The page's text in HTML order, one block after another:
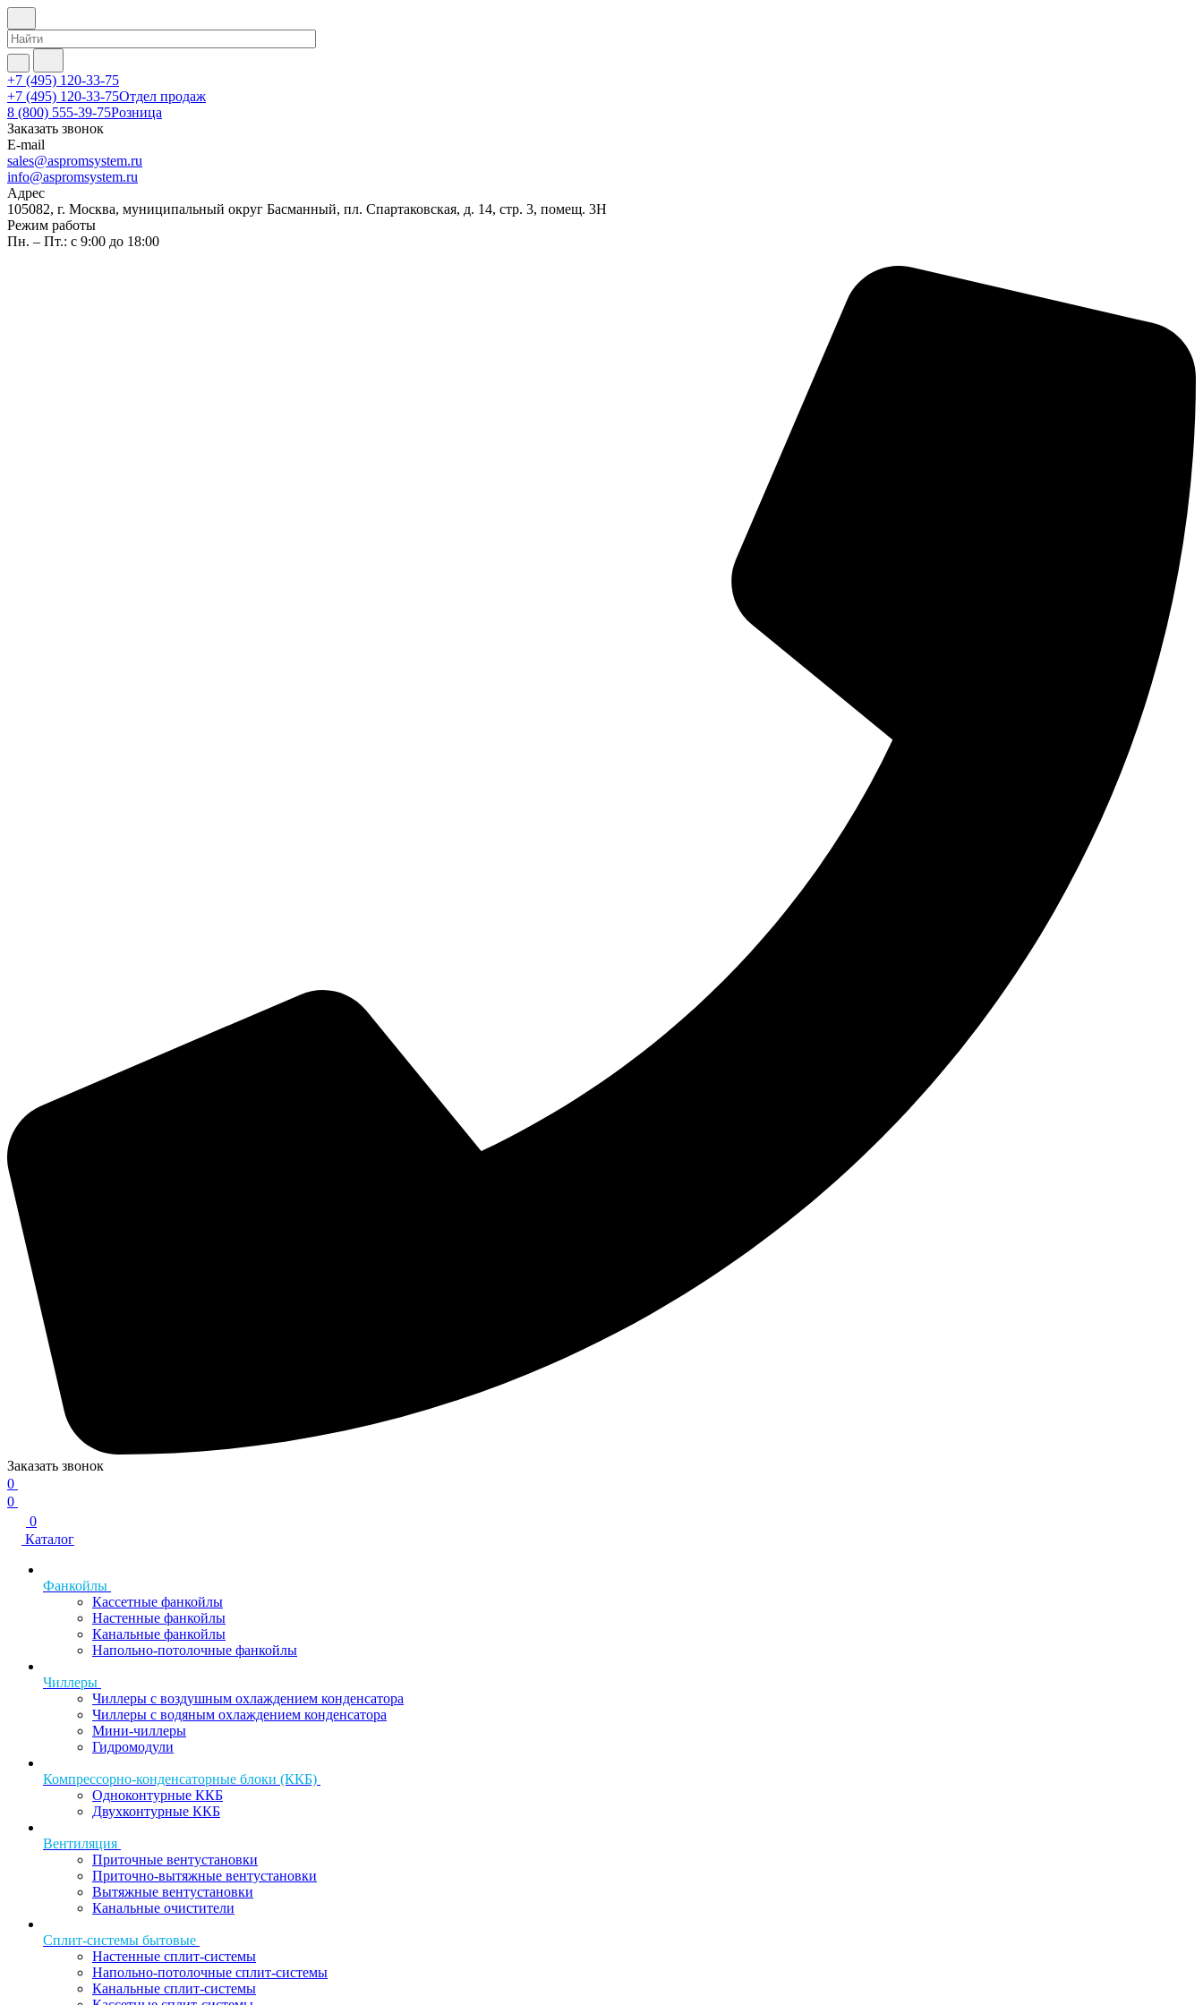
+7 (495) 120-33-75
+7 (495) 120-33-75Отдел продаж
8 (800) 555-39-75Розница
Заказать звонок
E-mail
sales@aspromsystem.ru
info@aspromsystem.ru
Адрес
105082, г. Москва, муниципальный округ Басманный, пл. Спартаковская, д. 14, стр. 3, помещ. 3Н
Режим работы
Пн. – Пт.: с 9:00 до 18:00
Заказать звонок
0
0
0
Каталог
Фанкойлы
Кассетные фанкойлы
Настенные фанкойлы
Канальные фанкойлы
Напольно-потолочные фанкойлы
Чиллеры
Чиллеры с воздушным охлаждением конденсатора
Чиллеры с водяным охлаждением конденсатора
Мини-чиллеры
Гидромодули
Компрессорно-конденсаторные блоки (ККБ)
Одноконтурные ККБ
Двухконтурные ККБ
Вентиляция
Приточные вентустановки
Приточно-вытяжные вентустановки
Вытяжные вентустановки
Канальные очистители
Сплит-системы бытовые
Настенные сплит-системы
Напольно-потолочные сплит-системы
Канальные сплит-системы